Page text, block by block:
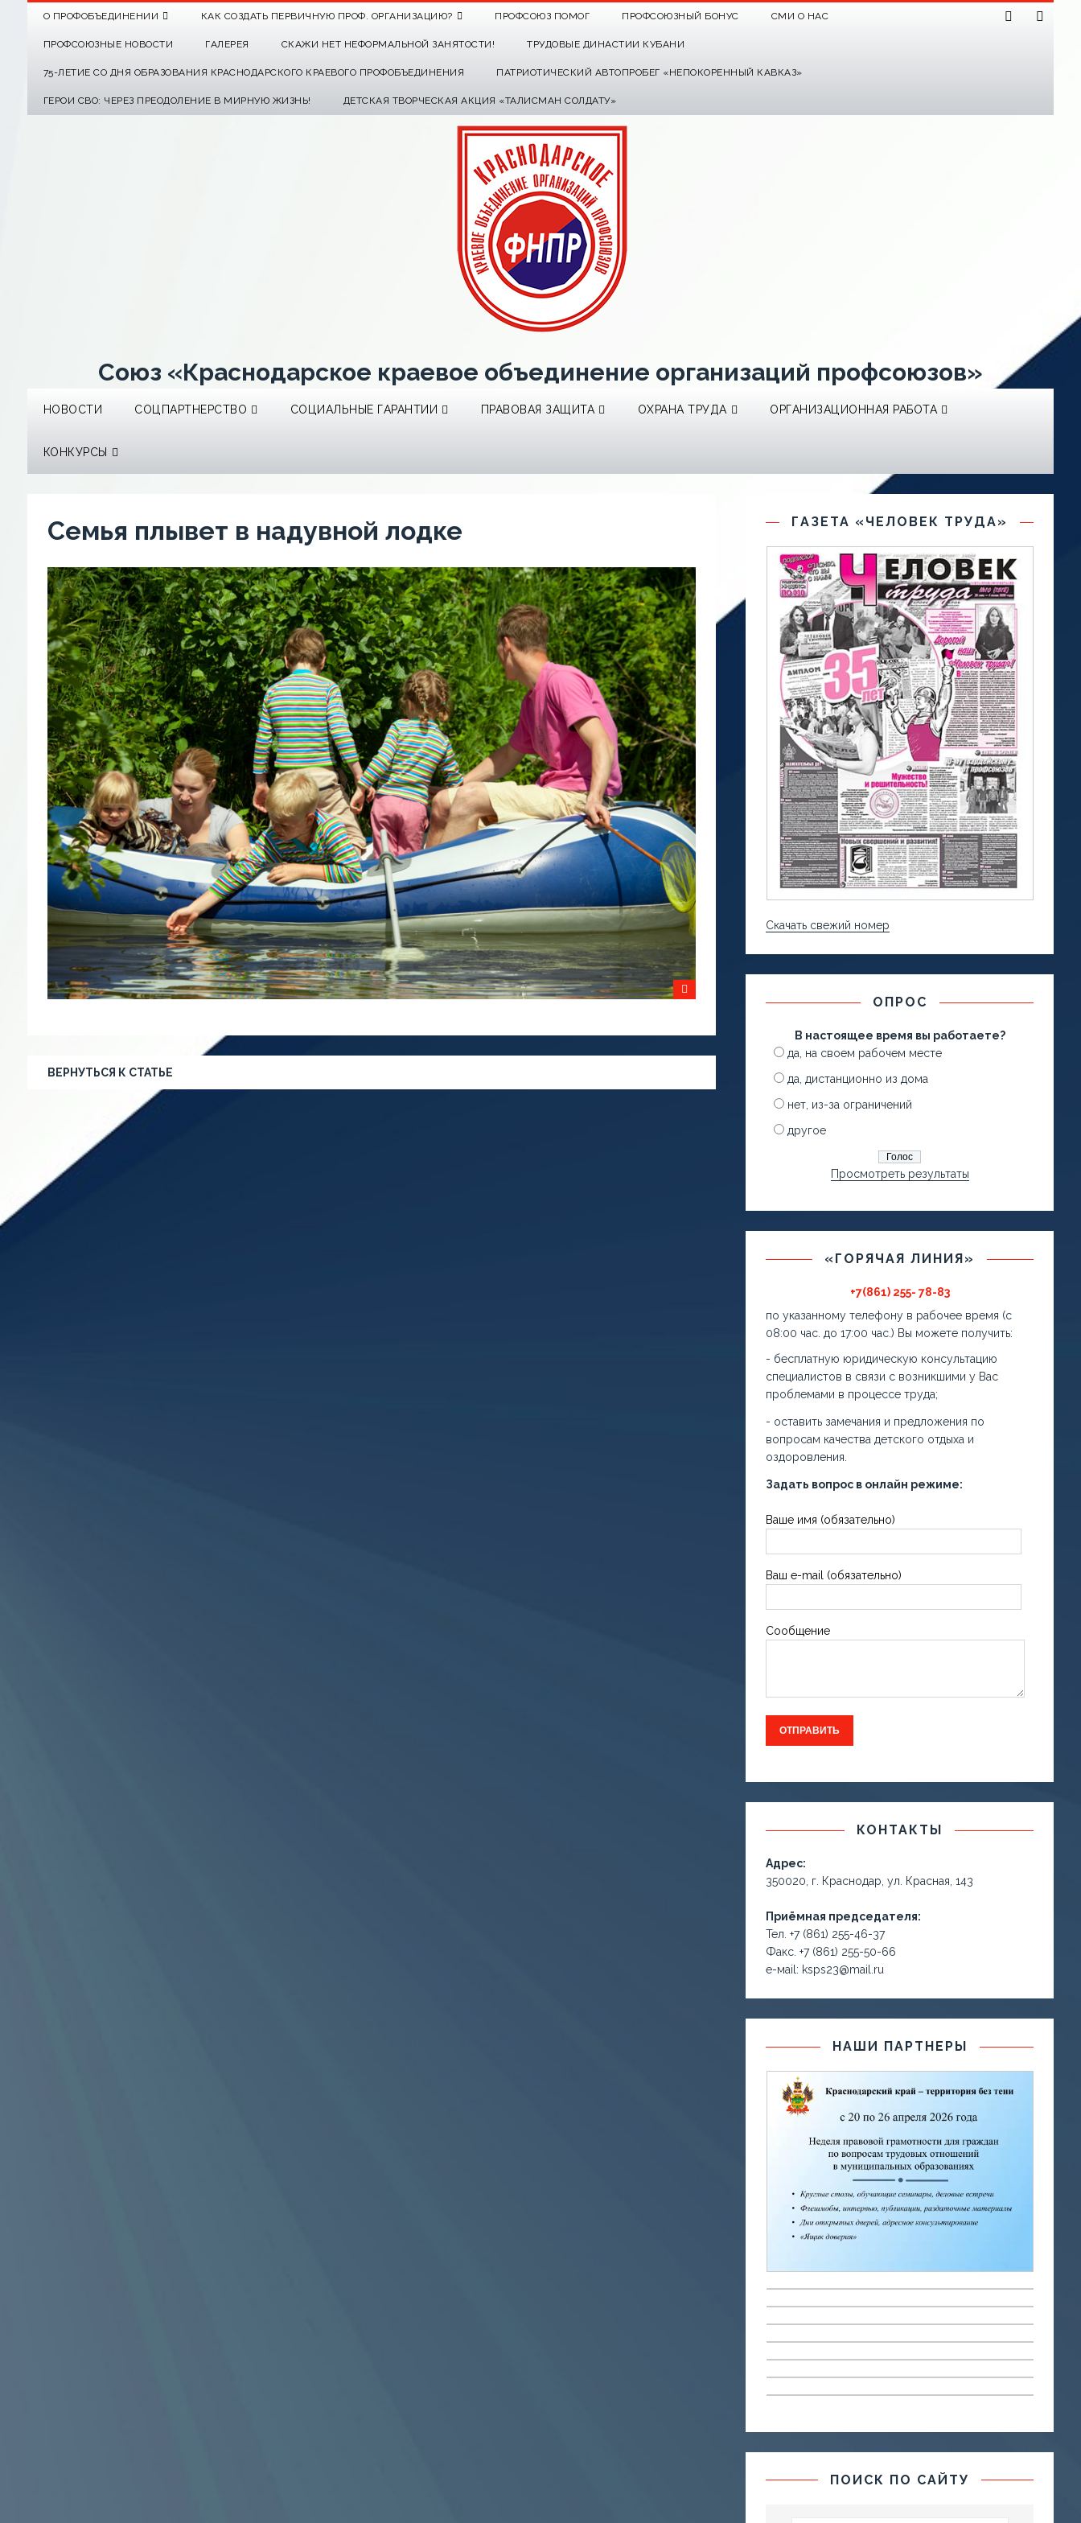
О ПРОФОБЪЕДИНЕНИИ КАК СОЗДАТЬ ПЕРВИЧНУЮ ПРОФ. ОРГАНИЗАЦИЮ? ПРОФСОЮЗ ПОМОГ ПРОФСОЮЗНЫЙ БОНУС СМИ О НАС
ПРОФСОЮЗНЫЕ НОВОСТИ ГАЛЕРЕЯ СКАЖИ НЕТ НЕФОРМАЛЬНОЙ ЗАНЯТОСТИ! ТРУДОВЫЕ ДИНАСТИИ КУБАНИ
75-ЛЕТИЕ СО ДНЯ ОБРАЗОВАНИЯ КРАСНОДАРСКОГО КРАЕВОГО ПРОФОБЪЕДИНЕНИЯ ПАТРИОТИЧЕСКИЙ АВТОПРОБЕГ «НЕПОКОРЕННЫЙ КАВКАЗ»
ГЕРОИ СВО: ЧЕРЕЗ ПРЕОДОЛЕНИЕ В МИРНУЮ ЖИЗНЬ! ДЕТСКАЯ ТВОРЧЕСКАЯ АКЦИЯ «ТАЛИСМАН СОЛДАТУ»
Союз «Краснодарское краевое объединение организаций профсоюзов»
НОВОСТИ СОЦПАРТНЕРСТВО СОЦИАЛЬНЫЕ ГАРАНТИИ ПРАВОВАЯ ЗАЩИТА ОХРАНА ТРУДА ОРГАНИЗАЦИОННАЯ РАБОТА
КОНКУРСЫ
Семья плывет в надувной лодке
ВЕРНУТЬСЯ К СТАТЬЕ
ГАЗЕТА «ЧЕЛОВЕК ТРУДА»
Скачать свежий номер
ОПРОС
В настоящее время вы работаете?
да, на своем рабочем месте
да, дистанционно из дома
нет, из-за ограничений
другое
Просмотреть результаты
«ГОРЯЧАЯ ЛИНИЯ»
+7(861) 255- 78-83
по указанному телефону в рабочее время (с
08:00 час. до 17:00 час.) Вы можете получить:
- бесплатную юридическую консультацию
специалистов в связи с возникшими у Вас
проблемами в процессе труда;
- оставить замечания и предложения по
вопросам качества детского отдыха и
оздоровления.
Задать вопрос в онлайн режиме:
Ваше имя (обязательно)
Ваш e-mail (обязательно)
Сообщение
КОНТАКТЫ
Адрес:
350020, г. Краснодар, ул. Красная, 143
Приёмная председателя:
Тел. +7 (861) 255-46-37
Факс. +7 (861) 255-50-66
е-маil: ksps23@mail.ru
НАШИ ПАРТНЕРЫ
ПОИСК ПО САЙТУ